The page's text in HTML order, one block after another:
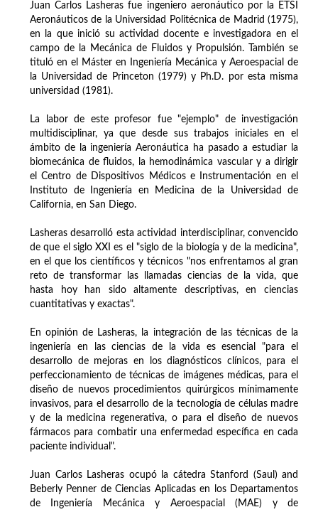
Juan Carlos Lasheras fue ingeniero aeronáutico por la ETSI
Aeronáuticos de la Universidad Politécnica de Madrid (1975),
en la que inició su actividad docente e investigadora en el
campo de la Mecánica de Fluidos y Propulsión. También se
tituló en el Máster en Ingeniería Mecánica y Aeroespacial de
la Universidad de Princeton (1979) y Ph.D. por esta misma
universidad (1981).
La labor de este profesor fue "ejemplo" de investigación
multidisciplinar, ya que desde sus trabajos iniciales en el
ámbito de la ingeniería Aeronáutica ha pasado a estudiar la
biomecánica de fluidos, la hemodinámica vascular y a dirigir
el Centro de Dispositivos Médicos e Instrumentación en el
Instituto de Ingeniería en Medicina de la Universidad de
California, en San Diego.
Lasheras desarrolló esta actividad interdisciplinar, convencido
de que el siglo XXI es el "siglo de la biología y de la medicina",
en el que los científicos y técnicos "nos enfrentamos al gran
reto de transformar las llamadas ciencias de la vida, que
hasta hoy han sido altamente descriptivas, en ciencias
cuantitativas y exactas".
En opinión de Lasheras, la integración de las técnicas de la
ingeniería en las ciencias de la vida es esencial "para el
desarrollo de mejoras en los diagnósticos clínicos, para el
perfeccionamiento de técnicas de imágenes médicas, para el
diseño de nuevos procedimientos quirúrgicos mínimamente
invasivos, para el desarrollo de la tecnología de células madre
y de la medicina regenerativa, o para el diseño de nuevos
fármacos para combatir una enfermedad específica en cada
paciente individual".
Juan Carlos Lasheras ocupó la cátedra Stanford (Saul) and
Beberly Penner de Ciencias Aplicadas en los Departamentos
de Ingeniería Mecánica y Aeroespacial (MAE) y de